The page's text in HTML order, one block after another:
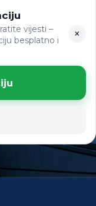
LAT
vijesti –
besplatno i
×